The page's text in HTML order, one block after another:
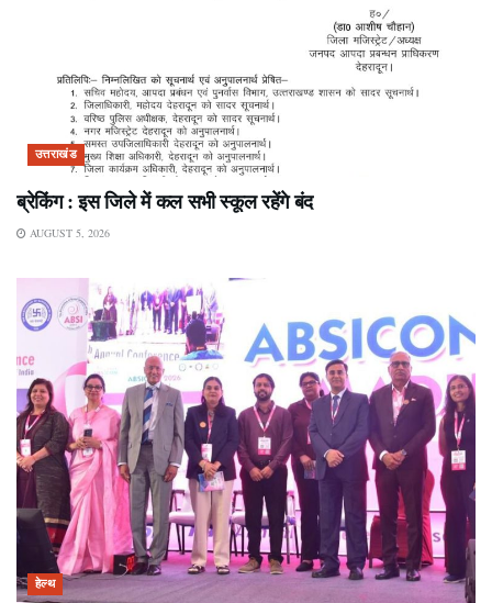
उत्तराखंड
ब्रेकिंग : इस जिले में कल सभी स्कूल रहेंगे बंद
AUGUST 5, 2026
हेल्थ